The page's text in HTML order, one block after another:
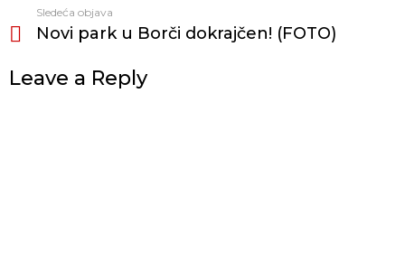
Sledeća objava
Novi park u Borči dokrajčen! (FOTO)
Leave a Reply